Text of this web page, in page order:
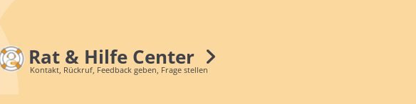
Rat & Hilfe Center
Kontakt, Rückruf, Feedback geben, Frage stellen